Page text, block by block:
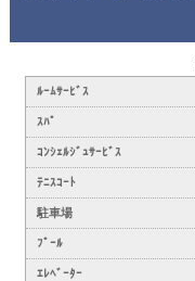
ﾙｰﾑｻｰﾋﾞｽ
ｽﾊﾟ
ｺﾝｼｪﾙｼﾞｭｻｰﾋﾞｽ
ﾃﾆｽｺｰﾄ
駐車場
ﾌﾟｰﾙ
ｴﾚﾍﾞｰﾀｰ